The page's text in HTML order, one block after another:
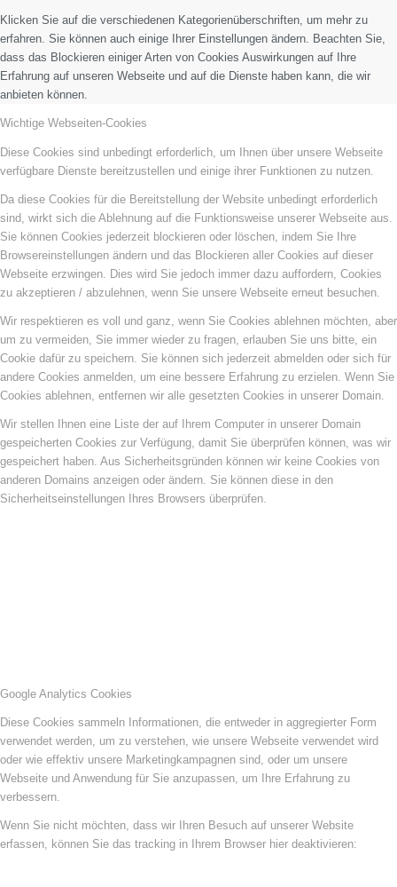
Klicken Sie auf die verschiedenen Kategorienüberschriften, um mehr zu
erfahren. Sie können auch einige Ihrer Einstellungen ändern. Beachten Sie,
dass das Blockieren einiger Arten von Cookies Auswirkungen auf Ihre
Erfahrung auf unseren Webseite und auf die Dienste haben kann, die wir
anbieten können.
Wichtige Webseiten-Cookies
Diese Cookies sind unbedingt erforderlich, um Ihnen über unsere Webseite
verfügbare Dienste bereitzustellen und einige ihrer Funktionen zu nutzen.
Da diese Cookies für die Bereitstellung der Website unbedingt erforderlich
sind, wirkt sich die Ablehnung auf die Funktionsweise unserer Webseite aus.
Sie können Cookies jederzeit blockieren oder löschen, indem Sie Ihre
Browsereinstellungen ändern und das Blockieren aller Cookies auf dieser
Webseite erzwingen. Dies wird Sie jedoch immer dazu auffordern, Cookies
zu akzeptieren / abzulehnen, wenn Sie unsere Webseite erneut besuchen.
Wir respektieren es voll und ganz, wenn Sie Cookies ablehnen möchten, aber
um zu vermeiden, Sie immer wieder zu fragen, erlauben Sie uns bitte, ein
Cookie dafür zu speichern. Sie können sich jederzeit abmelden oder sich für
andere Cookies anmelden, um eine bessere Erfahrung zu erzielen. Wenn Sie
Cookies ablehnen, entfernen wir alle gesetzten Cookies in unserer Domain.
Wir stellen Ihnen eine Liste der auf Ihrem Computer in unserer Domain
gespeicherten Cookies zur Verfügung, damit Sie überprüfen können, was wir
gespeichert haben. Aus Sicherheitsgründen können wir keine Cookies von
anderen Domains anzeigen oder ändern. Sie können diese in den
Sicherheitseinstellungen Ihres Browsers überprüfen.
Google Analytics Cookies
Diese Cookies sammeln Informationen, die entweder in aggregierter Form
verwendet werden, um zu verstehen, wie unsere Webseite verwendet wird
oder wie effektiv unsere Marketingkampagnen sind, oder um unsere
Webseite und Anwendung für Sie anzupassen, um Ihre Erfahrung zu
verbessern.
Wenn Sie nicht möchten, dass wir Ihren Besuch auf unserer Website
erfassen, können Sie das tracking in Ihrem Browser hier deaktivieren: